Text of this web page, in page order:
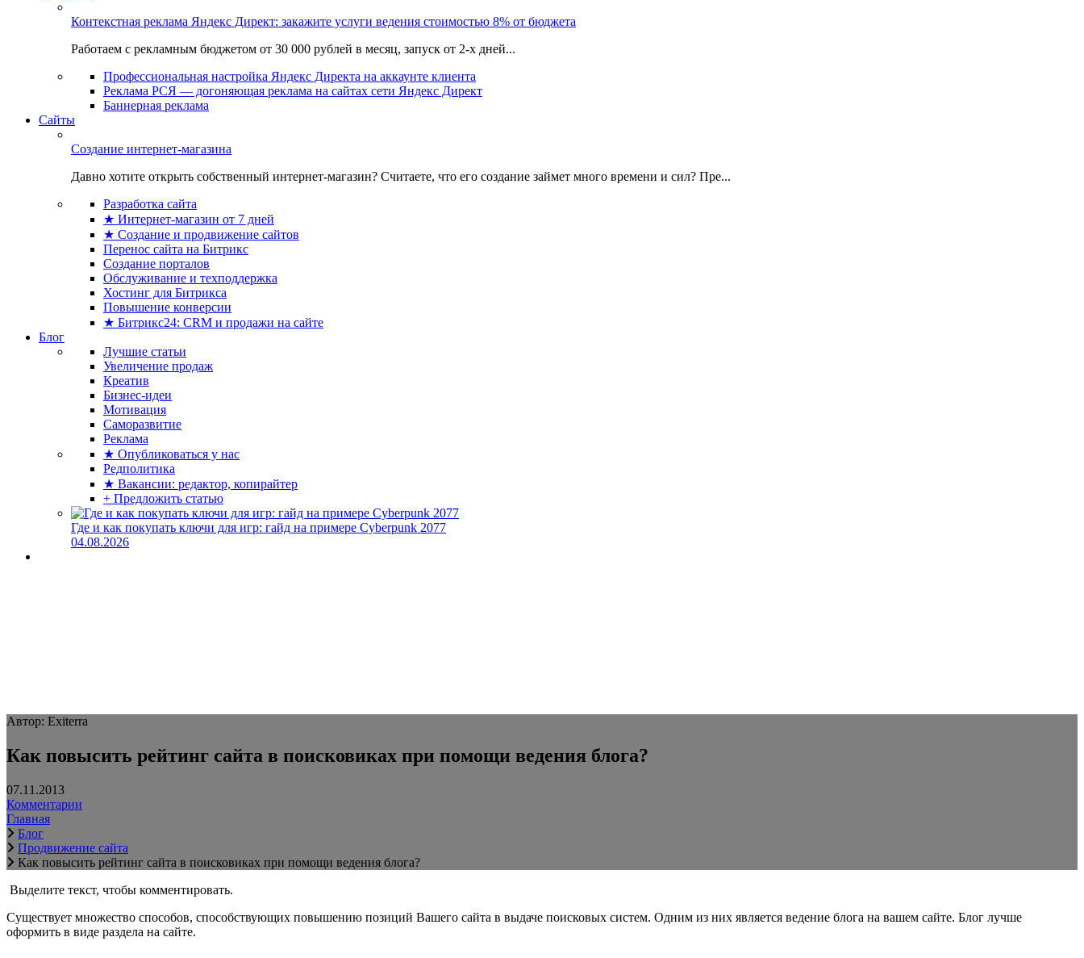
Контекстная реклама Яндекс Директ: закажите услуги ведения стоимостью 8% от бюджета
Работаем с рекламным бюджетом от 30 000 рублей в месяц, запуск от 2-х дней...
Профессиональная настройка Яндекс Директа на аккаунте клиента
Реклама РСЯ — догоняющая реклама на сайтах сети Яндекс Директ
Баннерная реклама
Сайты
Создание интернет-магазина
Давно хотите открыть собственный интернет-магазин? Считаете, что его создание займет много времени и сил? Пре...
Разработка сайта
★ Интернет-магазин от 7 дней
★ Создание и продвижение сайтов
Перенос сайта на Битрикс
Создание порталов
Обслуживание и техподдержка
Хостинг для Битрикса
Повышение конверсии
★ Битрикс24: CRM и продажи на сайте
Блог
Лучшие статьи
Увеличение продаж
Креатив
Бизнес-идеи
Мотивация
Саморазвитие
Реклама
★ Опубликоваться у нас
Редполитика
★ Вакансии: редактор, копирайтер
+ Предложить статью
Где и как покупать ключи для игр: гайд на примере Cyberpunk 2077
04.08.2026
Автор: Exiterra
Как повысить рейтинг сайта в поисковиках при помощи ведения блога?
07.11.2013
Комментарии
Главная
Блог
Продвижение сайта
Как повысить рейтинг сайта в поисковиках при помощи ведения блога?
Выделите текст, чтобы комментировать.
Существует множество способов, способствующих повышению позиций Вашего сайта в выдаче поисковых систем. Одним из них является ведение блога на вашем сайте. Блог лучше
оформить в виде раздела на сайте.